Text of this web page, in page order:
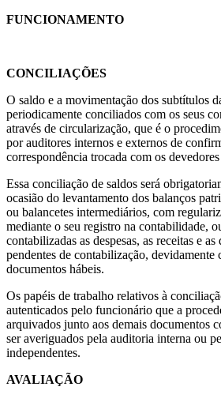
FUNCIONAMENTO
CONCILIAÇÕES
O saldo e a movimentação dos subtítulos
periodicamente conciliados com os seus
através de circularização, que é o
por auditores internos e externos de
correspondência trocada com os
Essa conciliação de saldos será
ocasião do levantamento dos balanços
ou balancetes intermediários, com
mediante o seu registro na contabilidade,
contabilizadas as despesas, as receitas e
pendentes de contabilização, devidamente
documentos hábeis.
Os papéis de trabalho relativos à
autenticados pelo funcionário que a
arquivados junto aos demais documentos
ser averiguados pela auditoria interna ou
independentes.
AVALIAÇÃO